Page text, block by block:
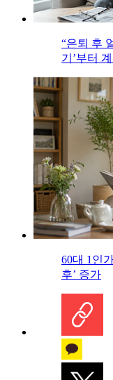
“은퇴 후
기’부터
60대 1인
후’ 증가